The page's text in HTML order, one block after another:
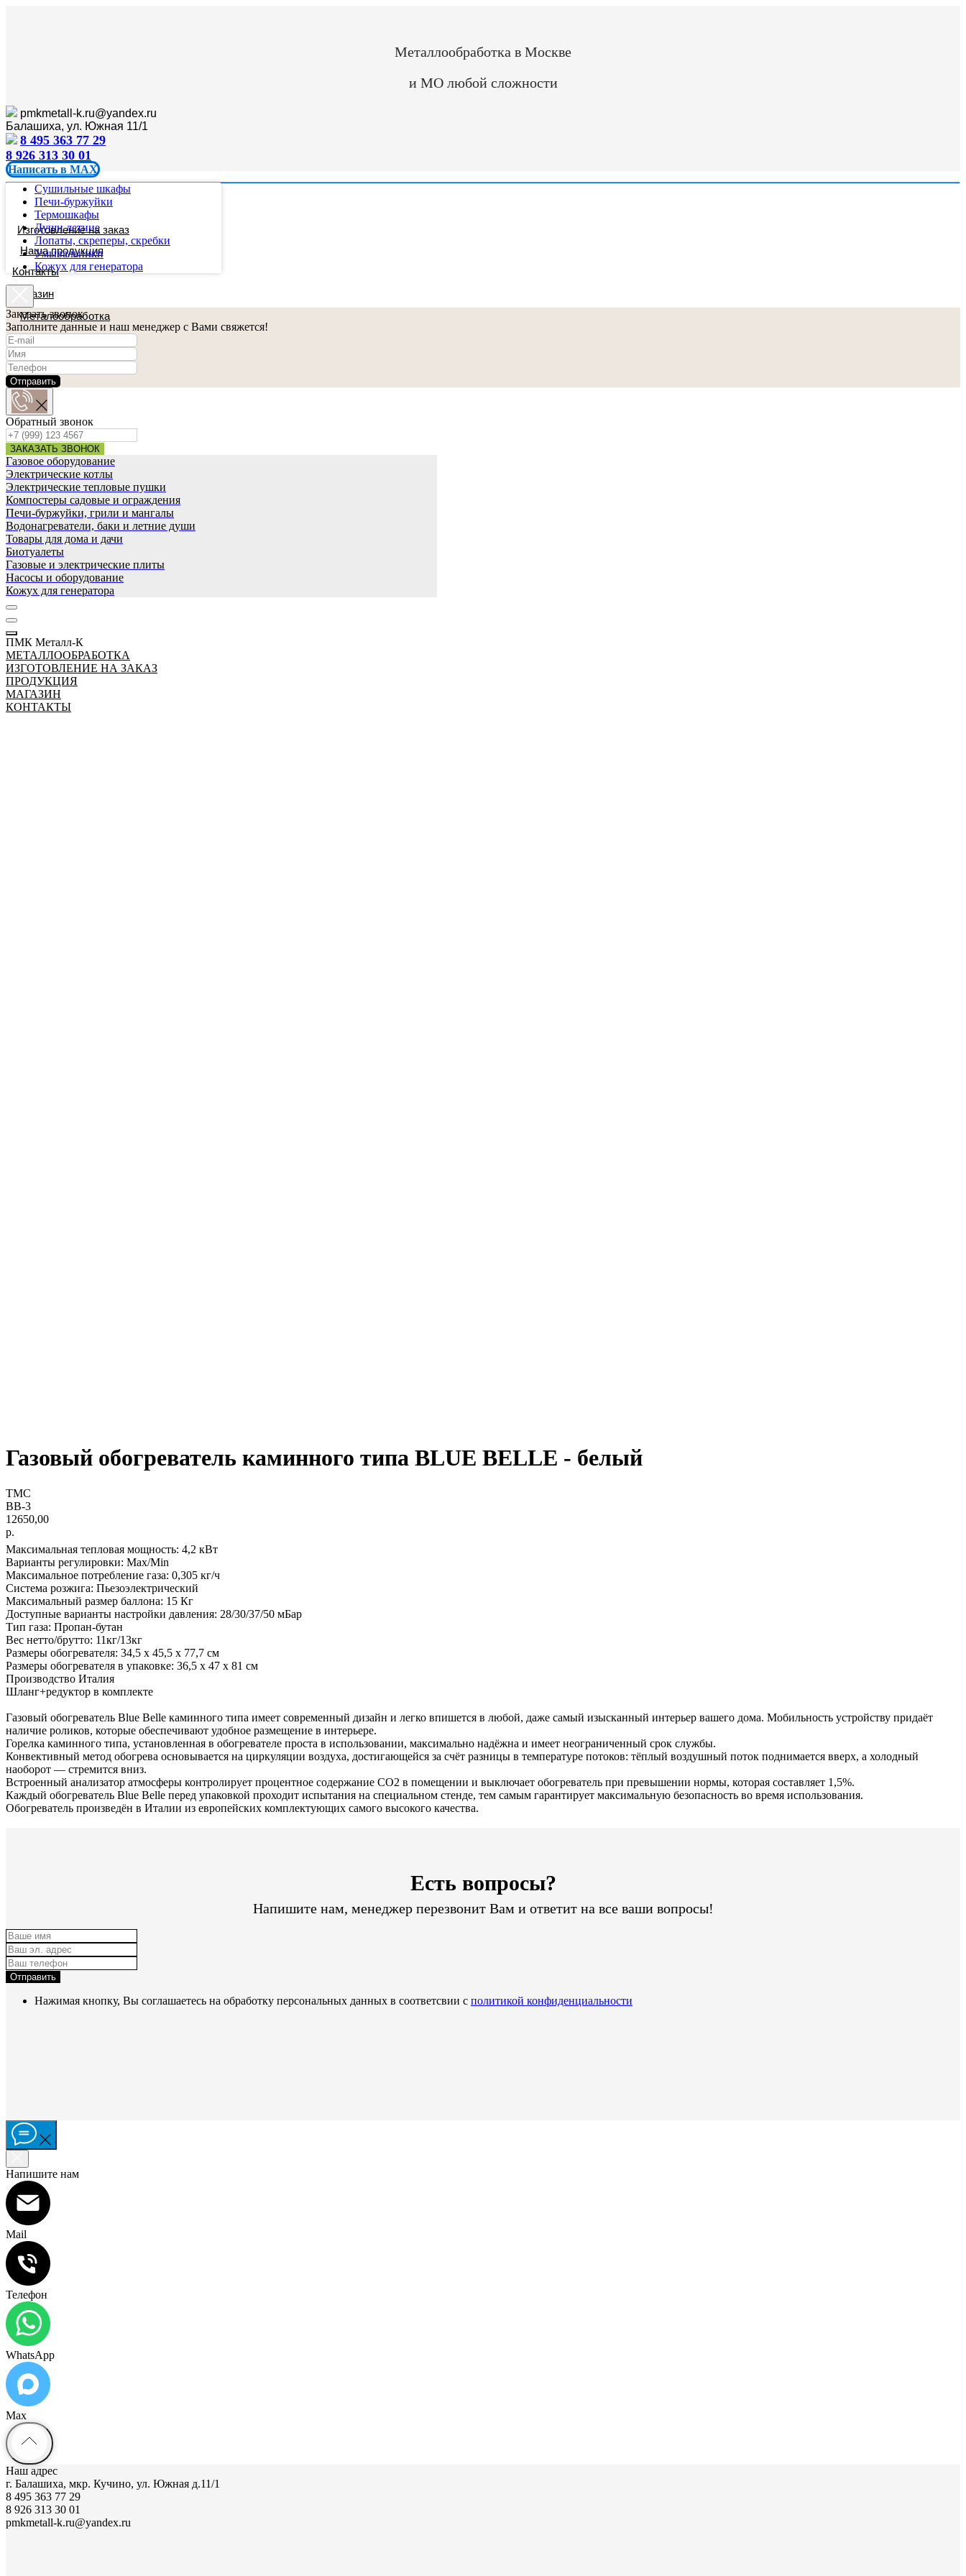
Металлообработка в Москве
и МО любой сложности
pmkmetall-k.ru@yandex.ru
Балашиха, ул. Южная 11/1
8 495 363 77 29
8 926 313 30 01
Написать в MAX
Изготовление на заказ
Наша продукция
Контакты
Магазин
Металообработка
Сушильные шкафы
Печи-буржуйки
Термошкафы
Души летние
Лопаты, скреперы, скребки
Умывальники
Кожух для генератора
Заказать звонок
Заполните данные и наш менеджер с Вами свяжется!
Отправить
Обратный звонок
ЗАКАЗАТЬ ЗВОНОК
Газовое оборудование
Электрические котлы
Электрические тепловые пушки
Компостеры садовые и ограждения
Печи-буржуйки, грили и мангалы
Водонагреватели, баки и летние души
Товары для дома и дачи
Биотуалеты
Газовые и электрические плиты
Насосы и оборудование
Кожух для генератора
ПМК Металл-К
МЕТАЛЛООБРАБОТКА
ИЗГОТОВЛЕНИЕ НА ЗАКАЗ
ПРОДУКЦИЯ
МАГАЗИН
КОНТАКТЫ
Газовый обогреватель каминного типа BLUE BELLE - белый
ТМС
ВВ-3
12650,00
р.
Максимальная тепловая мощность: 4,2 кВт
Варианты регулировки: Max/Min
Максимальное потребление газа: 0,305 кг/ч
Система розжига: Пьезоэлектрический
Максимальный размер баллона: 15 Кг
Доступные варианты настройки давления: 28/30/37/50 мБар
Тип газа: Пропан-бутан
Вес нетто/брутто: 11кг/13кг
Размеры обогревателя: 34,5 х 45,5 х 77,7 см
Размеры обогревателя в упаковке: 36,5 х 47 х 81 см
Производство Италия
Шланг+редуктор в комплекте
Газовый обогреватель Blue Belle каминного типа имеет современный дизайн и легко впишется в любой, даже самый изысканный интерьер вашего дома. Мобильность устройству придаёт
наличие роликов, которые обеспечивают удобное размещение в интерьере.
Горелка каминного типа, установленная в обогревателе проста в использовании, максимально надёжна и имеет неограниченный срок службы.
Конвективный метод обогрева основывается на циркуляции воздуха, достигающейся за счёт разницы в температуре потоков: тёплый воздушный поток поднимается вверх, а холодный
наоборот — стремится вниз.
Встроенный анализатор атмосферы контролирует процентное содержание СО2 в помещении и выключает обогреватель при превышении нормы, которая составляет 1,5%.
Каждый обогреватель Blue Belle перед упаковкой проходит испытания на специальном стенде, тем самым гарантирует максимальную безопасность во время использования.
Обогреватель произведён в Италии из европейских комплектующих самого высокого качества.
Есть вопросы?
Напишите нам, менеджер перезвонит Вам и ответит на все ваши вопросы!
Отправить
Нажимая кнопку, Вы соглашаетесь на обработку персональных данных в соответсвии с политикой конфиденциальности
Напишите нам
Mail
Телефон
WhatsApp
Max
Наш адрес
г. Балашиха, мкр. Кучино, ул. Южная д.11/1
8 495 363 77 29
8 926 313 30 01
pmkmetall-k.ru@yandex.ru